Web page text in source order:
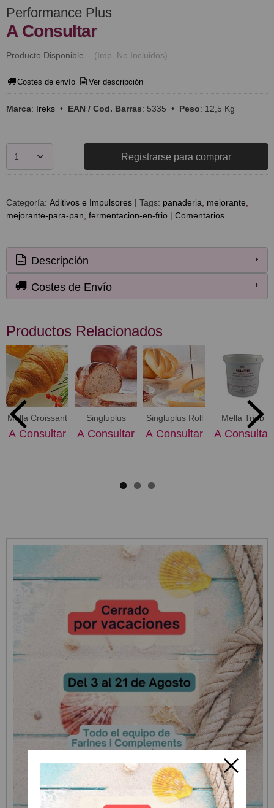
Performance Plus
A Consultar
Producto Disponible - (Imp. No Incluidos)
Costes de envío Ver descripción
Marca: Ireks • EAN / Cod. Barras: 5335 • Peso: 12,5 Kg
Registrarse para comprar
Categoría: Aditivos e Impulsores | Tags: panaderia
mejorante
mejorante-para-pan fermentacion-en-frio | Comentarios
Descripción
Costes de Envío
Productos Relacionados
Mella Croissant
A Consultar
Singluplus
A Consultar
Singluplus Roll
A Consultar
Mella Trieb
A Consultar